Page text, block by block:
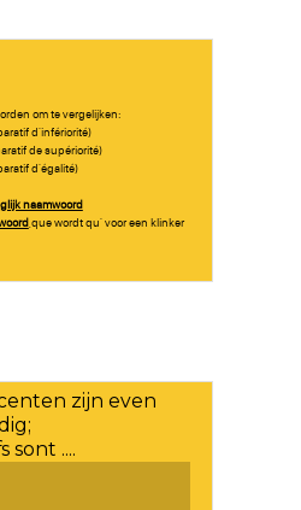
om te vergelijken:
d'infériorité)
de supériorité)
d'égalité)
naamwoord
,que wordt qu' voor een klinker
zijn even
sont ....